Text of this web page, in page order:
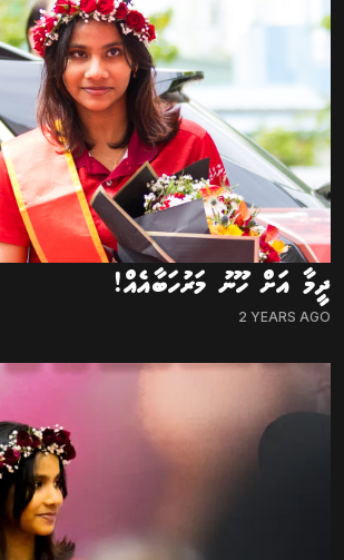
ދީމާ އަށް ހޫނު މަރުހަބާއެއް!
2 YEARS AGO